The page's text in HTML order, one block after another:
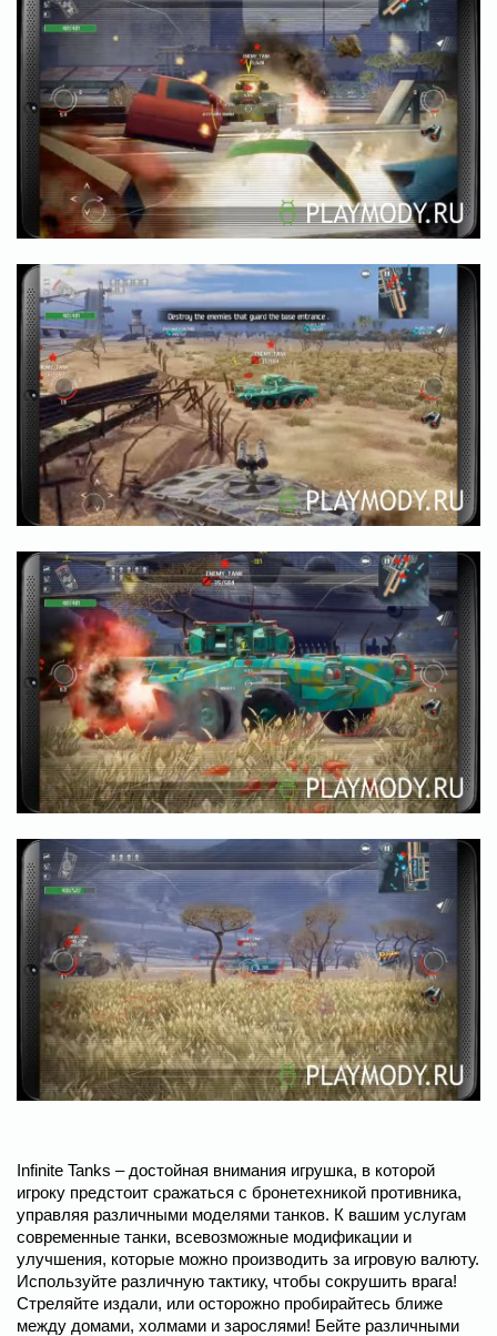
Infinite Tanks – достойная внимания игрушка, в которой
игроку предстоит сражаться с бронетехникой противника,
управляя различными моделями танков. К вашим услугам
современные танки, всевозможные модификации и
улучшения, которые можно производить за игровую валюту.
Используйте различную тактику, чтобы сокрушить врага!
Стреляйте издали, или осторожно пробирайтесь ближе
между домами, холмами и зарослями! Бейте различными